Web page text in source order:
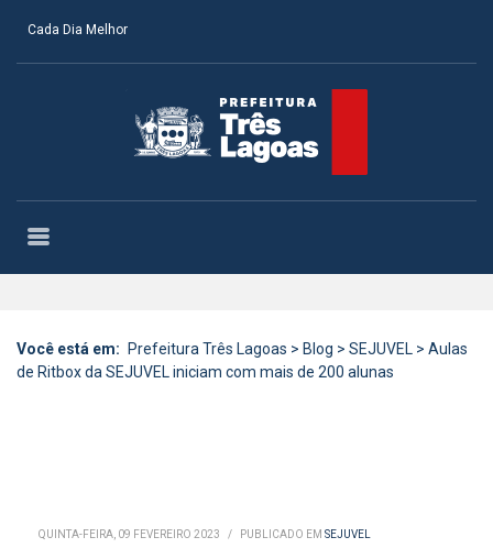
Cada Dia Melhor
Você está em: Prefeitura Três Lagoas > Blog > SEJUVEL > Aulas
de Ritbox da SEJUVEL iniciam com mais de 200 alunas
QUINTA-FEIRA, 09 FEVEREIRO 2023 / PUBLICADO EM SEJUVEL